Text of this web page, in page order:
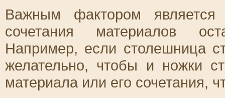
Важным фактором является
сочетания материалов
Например, если столешница
желательно, чтобы и ножки
материала или его сочетания,